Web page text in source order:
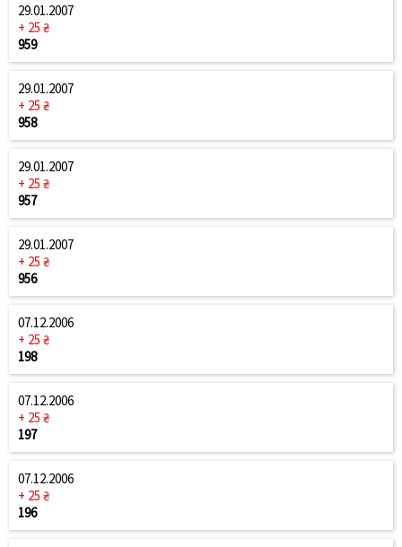
29.01.2007
+ 25 ₴
959
29.01.2007
+ 25 ₴
958
29.01.2007
+ 25 ₴
957
29.01.2007
+ 25 ₴
956
07.12.2006
+ 25 ₴
198
07.12.2006
+ 25 ₴
197
07.12.2006
+ 25 ₴
196